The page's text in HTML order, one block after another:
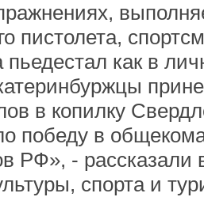
пистолета,
как в
в копилку
победу в
РФ», - рассказали
спорта и